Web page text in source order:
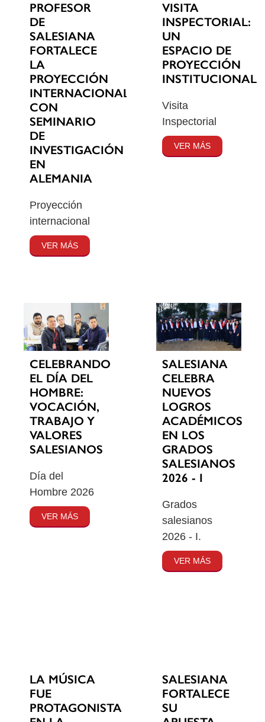
PROFESOR
DE
SALESIANA
FORTALECE
LA
PROYECCIÓN
INTERNACIONAL
CON
SEMINARIO
DE
INVESTIGACIÓN
EN
ALEMANIA
Proyección
internacional
VER MÁS
VISITA
INSPECTORIAL:
UN
ESPACIO DE
PROYECCIÓN
INSTITUCIONAL
Visita
Inspectorial
VER MÁS
CELEBRANDO
EL DÍA DEL
HOMBRE:
VOCACIÓN,
TRABAJO Y
VALORES
SALESIANOS
Día del
Hombre 2026
VER MÁS
SALESIANA
CELEBRA
NUEVOS
LOGROS
ACADÉMICOS
EN LOS
GRADOS
SALESIANOS
2026 - I
Grados
salesianos
2026 - I.
VER MÁS
LA MÚSICA
FUE
PROTAGONISTA
SALESIANA
FORTALECE
SU